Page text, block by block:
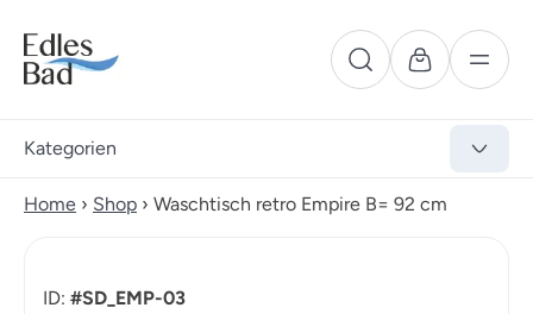
Kategorien
Home › Shop › Waschtisch retro Empire B= 92 cm
ID: #SD_EMP-03